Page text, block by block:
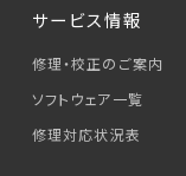
サービス情報
修理・校正のご案内
ソフトウェア一覧
修理対応状況表